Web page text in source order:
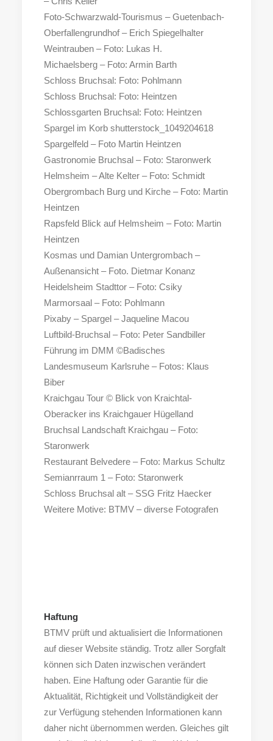
Foto-Schwarzwald-Tourismus – Guetenbach-
Oberfallengrundhof – Erich Spiegelhalter
Weintrauben – Foto: Lukas H.
Michaelsberg – Foto: Armin Barth
Schloss Bruchsal: Foto: Pohlmann
Schloss Bruchsal: Foto: Heintzen
Schlossgarten Bruchsal: Foto: Heintzen
Spargel im Korb shutterstock_1049204618
Spargelfeld – Foto Martin Heintzen
Gastronomie Bruchsal – Foto: Staronwerk
Helmsheim – Alte Kelter – Foto: Schmidt
Obergrombach Burg und Kirche – Foto: Martin
Heintzen
Rapsfeld Blick auf Helmsheim – Foto: Martin
Heintzen
Kosmas und Damian Untergrombach –
Außenansicht – Foto. Dietmar Konanz
Heidelsheim Stadttor – Foto: Csiky
Marmorsaal – Foto: Pohlmann
Pixaby – Spargel – Jaqueline Macou
Luftbild-Bruchsal – Foto: Peter Sandbiller
Führung im DMM ©Badisches
Landesmuseum Karlsruhe – Fotos: Klaus
Biber
Kraichgau Tour © Blick von Kraichtal-
Oberacker ins Kraichgauer Hügelland
Bruchsal Landschaft Kraichgau – Foto:
Staronwerk
Restaurant Belvedere – Foto: Markus Schultz
Semianrraum 1 – Foto: Staronwerk
Schloss Bruchsal alt – SSG Fritz Haecker
Weitere Motive: BTMV – diverse Fotografen
Haftung
BTMV prüft und aktualisiert die Informationen
auf dieser Website ständig. Trotz aller Sorgfalt
können sich Daten inzwischen verändert
haben. Eine Haftung oder Garantie für die
Aktualität, Richtigkeit und Vollständigkeit der
zur Verfügung stehenden Informationen kann
daher nicht übernommen werden. Gleiches gilt